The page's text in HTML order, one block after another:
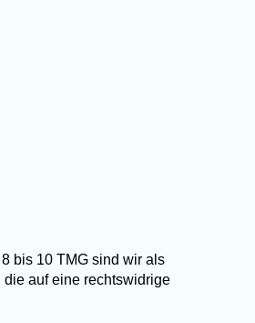
bis 10 TMG sind wir als
auf eine rechtswidrige